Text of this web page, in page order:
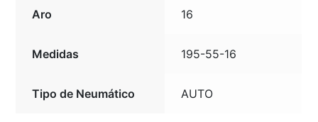
Aro 16
Medidas 195-55-16
Tipo de Neumático AUTO